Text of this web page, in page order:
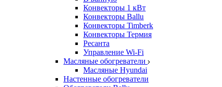
Конвекторы 1 кВт
Конвекторы Ballu
Конвекторы Timberk
Конвекторы Термия
Ресанта
Управление Wi-Fi
Масляные обогреватели
Масляные Hyundai
Настенные обогреватели